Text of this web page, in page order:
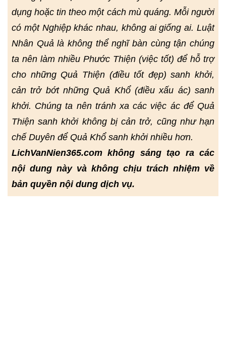
dụng hoặc tin theo một cách mù quáng. Mỗi người
có một Nghiệp khác nhau, không ai giống ai. Luật
Nhân Quả là không thể nghĩ bàn cùng tận chúng
ta nên làm nhiều Phước Thiện (việc tốt) để hỗ trợ
cho những Quả Thiện (điều tốt đẹp) sanh khởi,
cản trở bớt những Quả Khổ (điều xấu ác) sanh
khởi. Chúng ta nên tránh xa các việc ác để Quả
Thiện sanh khởi không bị cản trở, cũng như hạn
chế Duyên để Quả Khổ sanh khởi nhiều hơn.
LichVanNien365.com không sáng tạo ra các
nội dung này và không chịu trách nhiệm về
bản quyền nội dung dịch vụ.